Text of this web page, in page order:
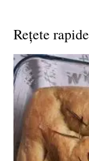
Reţete rapide